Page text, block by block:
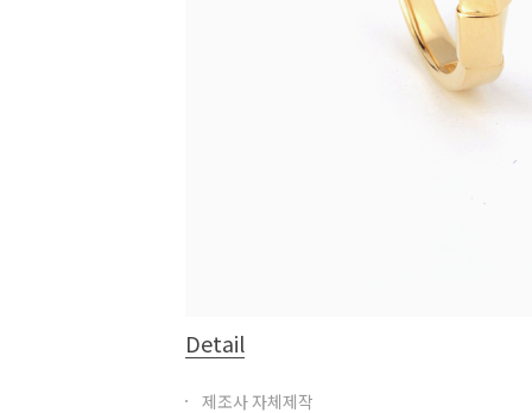
Detail
제조사 자체제작